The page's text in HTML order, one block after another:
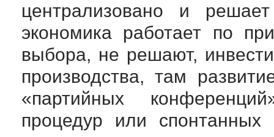
централизовано и
экономика работает по
выбора, не решают,
производства, там
«партийных
процедур или